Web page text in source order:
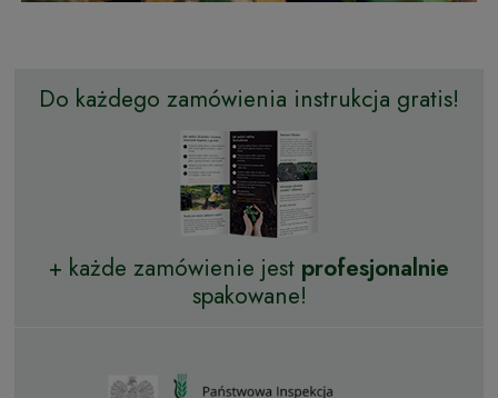
Do każdego zamówienia instrukcja gratis!
+ każde zamówienie jest profesjonalnie
spakowane!